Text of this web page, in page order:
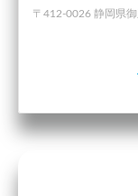
〒412-0026 静岡県